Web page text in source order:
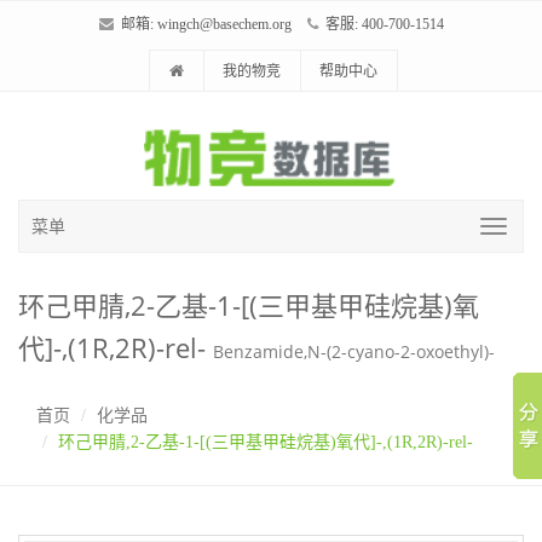
邮箱: wingch@basechem.org 客服: 400-700-1514
我的物竞 帮助中心
菜单
环己甲腈,2-乙基-1-[(三甲基甲硅烷基)氧
代]-,(1R,2R)-rel- Benzamide,N-(2-cyano-2-oxoethyl)-
首页
化学品
环己甲腈,2-乙基-1-[(三甲基甲硅烷基)氧代]-,(1R,2R)-rel-